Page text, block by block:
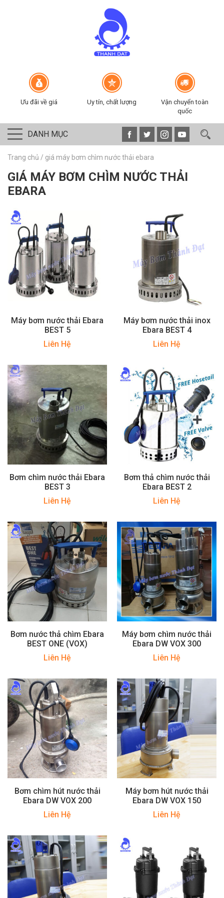
Ưu đãi về giá Uy tín, chất lượng
Vận chuyển toàn
quốc
DANH MỤC
Trang chủ / giá máy bơm chìm nước thải ebara
GIÁ MÁY BƠM CHÌM NƯỚC THẢI
EBARA
Máy bơm nước thải Ebara
BEST 5
Liên Hệ
Máy bơm nước thải inox
Ebara BEST 4
Liên Hệ
Bơm chìm nước thải Ebara
BEST 3
Liên Hệ
Bơm thả chìm nước thải
Ebara BEST 2
Liên Hệ
Bơm nước thả chìm Ebara
BEST ONE (VOX)
Liên Hệ
Máy bơm chìm nước thải
Ebara DW VOX 300
Liên Hệ
Bơm chìm hút nước thải
Ebara DW VOX 200
Liên Hệ
Máy bơm hút nước thải
Ebara DW VOX 150
Liên Hệ